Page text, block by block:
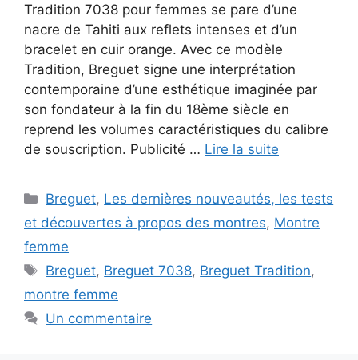
Tradition 7038 pour femmes se pare d’une
nacre de Tahiti aux reflets intenses et d’un
bracelet en cuir orange. Avec ce modèle
Tradition, Breguet signe une interprétation
contemporaine d’une esthétique imaginée par
son fondateur à la fin du 18ème siècle en
reprend les volumes caractéristiques du calibre
de souscription. Publicité … Lire la suite
Catégories
Breguet, Les dernières nouveautés, les tests
et découvertes à propos des montres, Montre
femme
Étiquettes
Breguet, Breguet 7038, Breguet Tradition,
montre femme
Un commentaire